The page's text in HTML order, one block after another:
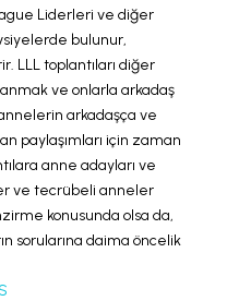
Liderleri ve diğer
bulunur,
LLL toplantıları diğer
ve onlarla arkadaş
arkadaşça ve
paylaşımları için zaman
anne adayları ve
ve tecrübeli anneler
konusunda olsa da,
sorularına daima öncelik